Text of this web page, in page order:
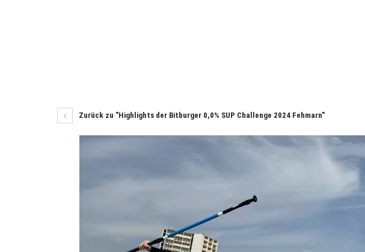
Zurück zu "Highlights der Bitburger 0,0% SUP Challenge 2024 Fehmarn"